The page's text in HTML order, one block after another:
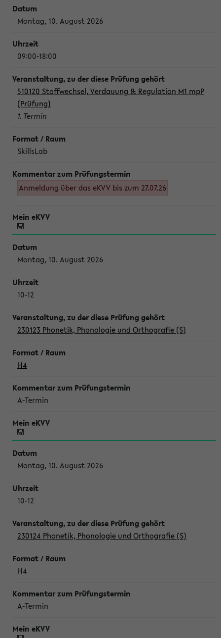
Montag, 10. August 2026
09:00-18:00
510120 Stoffwechsel, Verdauung & Regulation M1 mpP
(Prüfung)
1. Termin
SkillsLab
Anmeldung über das eKVV bis zum 27.07.26
Montag, 10. August 2026
10-12
230123 Phonetik, Phonologie und Orthografie (S)
H4
A-Termin
Montag, 10. August 2026
10-12
230124 Phonetik, Phonologie und Orthografie (S)
H4
A-Termin